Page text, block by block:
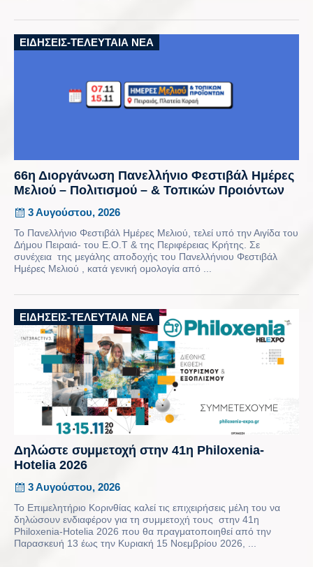
ΕΙΔΉΣΕΙΣ-ΤΕΛΕΥΤΑΊΑ ΝΈΑ
66η Διοργάνωση Πανελλήνιο Φεστιβάλ Ημέρες
Μελιού – Πολιτισμού – & Τοπικών Προιόντων
3 Αυγούστου, 2026
Το Πανελλήνιο Φεστιβάλ Ημέρες Μελιού, τελεί υπό την Αιγίδα του
Δήμου Πειραιά- του Ε.Ο.Τ & της Περιφέρειας Κρήτης. Σε
συνέχεια της μεγάλης αποδοχής του Πανελλήνιου Φεστιβάλ
Ημέρες Μελιού , κατά γενική ομολογία από ...
ΕΙΔΉΣΕΙΣ-ΤΕΛΕΥΤΑΊΑ ΝΈΑ
Δηλώστε συμμετοχή στην 41η Philoxenia-
Hotelia 2026
3 Αυγούστου, 2026
Το Επιμελητήριο Κορινθίας καλεί τις επιχειρήσεις μέλη του να
δηλώσουν ενδιαφέρον για τη συμμετοχή τους στην 41η
Philoxenia-Hotelia 2026 που θα πραγματοποιηθεί από την
Παρασκευή 13 έως την Κυριακή 15 Νοεμβρίου 2026, ...